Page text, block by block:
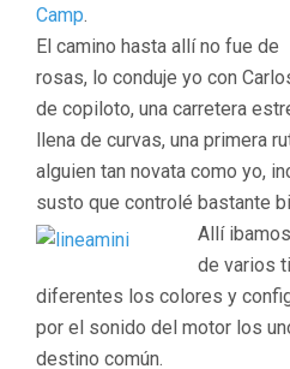
Camp.
El camino hasta allí no fue de
rosas, lo conduje yo con
de copiloto, una carretera
llena de curvas, una primera
alguien tan novata como yo,
susto que controlé bastante
Allí
de varios
diferentes los colores y
por el sonido del motor los
destino común.